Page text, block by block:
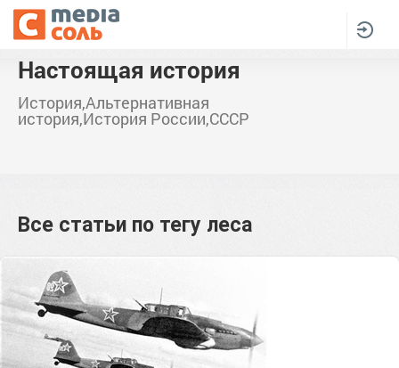
Настоящая история
История,Альтернативная
история,История России,СССР
Все статьи по тегу леса